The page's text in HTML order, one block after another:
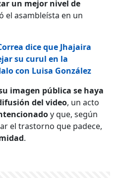
un mejor nivel de
el asambleísta en un
dice que Jhajaira
su curul en la
con Luisa González
imagen pública se haya
del video, un acto
y que, según
el trastorno que padece,
.